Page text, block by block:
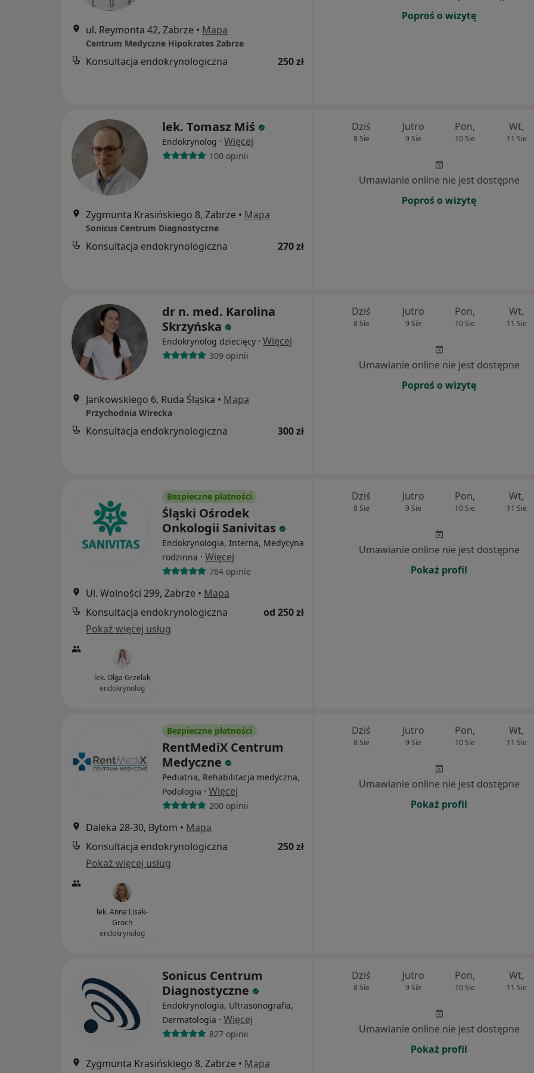
ul. Reymonta 42, Zabrze • Mapa
Centrum Medyczne Hipokrates Zabrze
Konsultacja endokrynologiczna 250 zł
Poproś o wizytę
lek. Tomasz Miś
Endokrynolog · Więcej
100 opinii
Zygmunta Krasińskiego 8, Zabrze • Mapa
Sonicus Centrum Diagnostyczne
Konsultacja endokrynologiczna 270 zł
Dziś
8 Sie
Jutro
9 Sie
Pon,
10 Sie
Wt,
11 Sie
Umawianie online nie jest dostępne
Poproś o wizytę
dr n. med. Karolina
Skrzyńska
Endokrynolog dziecięcy · Więcej
309 opinii
Jankowskiego 6, Ruda Śląska • Mapa
Przychodnia Wirecka
Konsultacja endokrynologiczna 300 zł
Dziś
8 Sie
Jutro
9 Sie
Pon,
10 Sie
Wt,
11 Sie
Umawianie online nie jest dostępne
Poproś o wizytę
Bezpieczne płatności
Śląski Ośrodek
Onkologii Sanivitas
Endokrynologia, Interna, Medycyna
rodzinna · Więcej
784 opinie
Ul. Wolności 299, Zabrze • Mapa
Konsultacja endokrynologiczna
od 250 zł
Pokaż więcej usług
lek. Olga Grzelak
endokrynolog
Dziś
8 Sie
Jutro
9 Sie
Pon,
10 Sie
Wt,
11 Sie
Umawianie online nie jest dostępne
Pokaż profil
Bezpieczne płatności
RentMediX Centrum
Medyczne
Pediatria, Rehabilitacja medyczna,
Podologia · Więcej
200 opinii
Daleka 28-30, Bytom • Mapa
Konsultacja endokrynologiczna
250 zł
Pokaż więcej usług
lek. Anna Lisak-
Groch
endokrynolog
Dziś
8 Sie
Jutro
9 Sie
Pon,
10 Sie
Wt,
11 Sie
Umawianie online nie jest dostępne
Pokaż profil
Sonicus Centrum
Diagnostyczne
Endokrynologia, Ultrasonografia,
Dermatologia · Więcej
827 opinii
Zygmunta Krasińskiego 8, Zabrze • Mapa
Dziś
8 Sie
Jutro
9 Sie
Pon,
10 Sie
Wt,
11 Sie
Umawianie online nie jest dostępne
Pokaż profil